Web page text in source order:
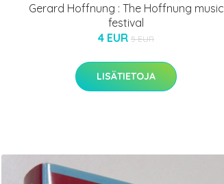
Gerard Hoffnung : The Hoffnung music
festival
4 EUR 5 EUR
LISÄTIETOJA